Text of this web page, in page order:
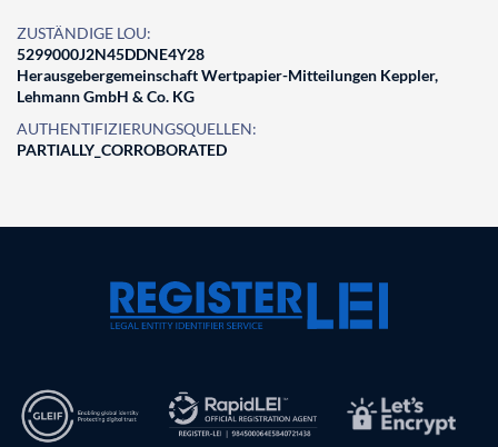
ZUSTÄNDIGE LOU:
5299000J2N45DDNE4Y28
Herausgebergemeinschaft Wertpapier-Mitteilungen Keppler,
Lehmann GmbH & Co. KG
AUTHENTIFIZIERUNGSQUELLEN:
PARTIALLY_CORROBORATED